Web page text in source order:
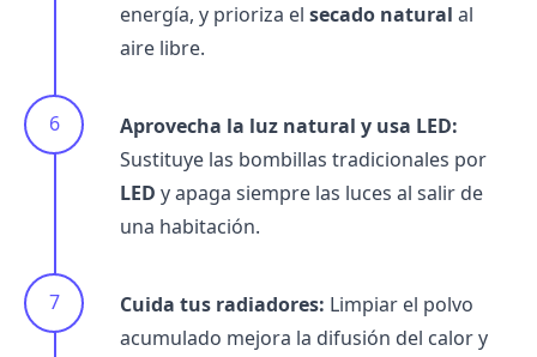
energía, y prioriza el secado natural al
aire libre.
Aprovecha la luz natural y usa LED:
Sustituye las bombillas tradicionales por
LED y apaga siempre las luces al salir de
una habitación.
Cuida tus radiadores: Limpiar el polvo
acumulado mejora la difusión del calor y